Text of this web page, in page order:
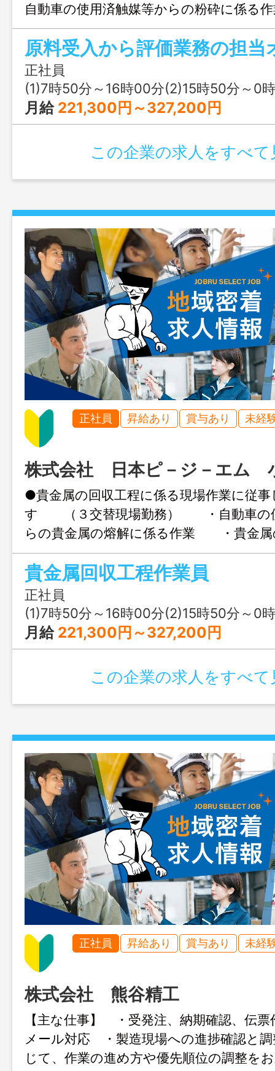
自動車の使用済触媒等からの粉砕に係
ルを作成する業務 （分割する機器、
用） ・その他、工場の整理掃除等
着、安全靴、ヘルメット等は貸与します
間は生産現場における作業を軸にした
ります 変更範囲：会社の定める業務
原料受入から評価業務の担当
正社員
(1)7時50分～16時00分(2)15時50分～0時00分
月給 221,300円～327,200円
この企業の求人をすべて
正社員 昇給あり 賞与あり 未経
株式会社 日本ピ－ジ－エム
●貴金属の回収工程に係る現場作業に従
す （３交替現場勤務） ・自動車の
らの貴金属の熔解に係る作業 ・貴金属
業、分析のデータ入力業務 ・その他、
掃等付随する業務 （高温の熔体取扱
す） ＊作業着、安全靴、ヘルメット
＊入社後、１年間は生産現場における作
を 行っております 変更範囲：会社の
貴金属回収工程作業員
正社員
(1)7時50分～16時00分(2)15時50分～0時00分
月給 221,300円～327,200円
この企業の求人をすべて
正社員 昇給あり 賞与あり 未経
株式会社 熊谷精工
【主な仕事】 ・受発注、納期確認、伝
メール対応 ・製造現場への進捗確認と
じて、作業の進め方や優先順位の調整を